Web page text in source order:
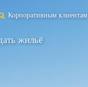
Корпоративным клиентам
жильё